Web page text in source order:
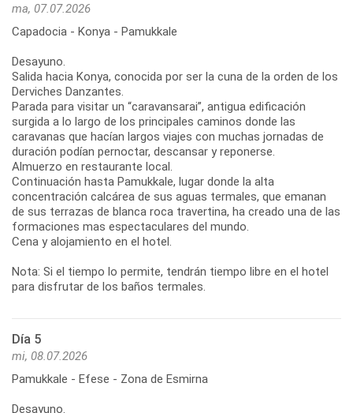
ma, 07.07.2026
Capadocia - Konya - Pamukkale
Desayuno.
Salida hacia Konya, conocida por ser la cuna de la orden de los
Derviches Danzantes.
Parada para visitar un “caravansarai”, antigua edificación
surgida a lo largo de los principales caminos donde las
caravanas que hacían largos viajes con muchas jornadas de
duración podían pernoctar, descansar y reponerse.
Almuerzo en restaurante local.
Continuación hasta Pamukkale, lugar donde la alta
concentración calcárea de sus aguas termales, que emanan
de sus terrazas de blanca roca travertina, ha creado una de las
formaciones mas espectaculares del mundo.
Cena y alojamiento en el hotel.
Nota: Si el tiempo lo permite, tendrán tiempo libre en el hotel
para disfrutar de los baños termales.
Día 5
mi, 08.07.2026
Pamukkale - Efese - Zona de Esmirna
Desayuno.